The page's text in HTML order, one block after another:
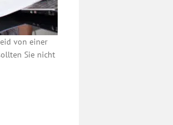
von einer
Sie nicht